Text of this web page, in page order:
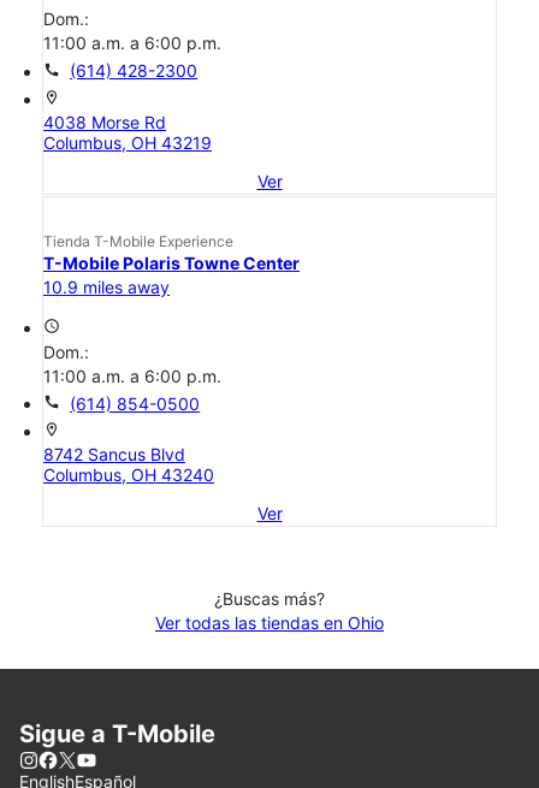
Dom.:
11:00 a.m. a 6:00 p.m.
call (614) 428-2300
location_on
4038 Morse Rd
Columbus, OH 43219
Ver
Tienda T-Mobile Experience
T-Mobile Polaris Towne Center
10.9 miles away
access_time
Dom.:
11:00 a.m. a 6:00 p.m.
call (614) 854-0500
location_on
8742 Sancus Blvd
Columbus, OH 43240
Ver
¿Buscas más?
Ver todas las tiendas en Ohio